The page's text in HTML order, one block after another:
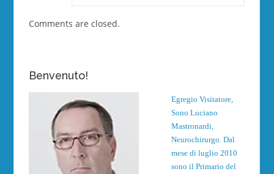
Comments are closed.
Benvenuto!
Egregio Visitatore,
Sono Luciano
Mastronardi,
Neurochirurgo. Dal
mese di luglio 2010
sono il Primario del